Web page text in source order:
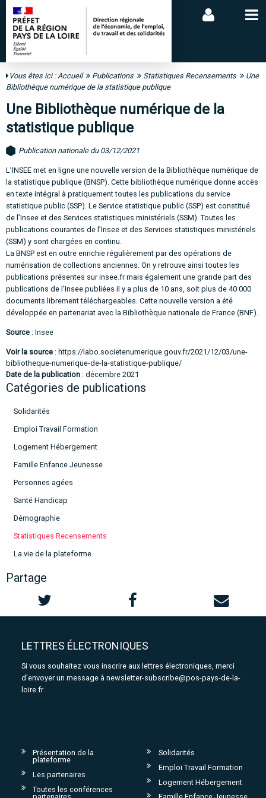
Vous êtes ici :Accueil Publications Statistiques Recensements
Une
Bibliothèque numérique de la statistique publique
Une Bibliothèque numérique de la
statistique publique
Publication nationale du 03/12/2021
L’INSEE met en ligne une nouvelle version de la Bibliothèque numérique de
la statistique publique (BNSP). Cette bibliothèque numérique donne accès
en texte intégral à pratiquement toutes les publications du service
statistique public (SSP). Le Service statistique public (SSP) est constitué
de l’Insee et des Services statistiques ministériels (SSM). Toutes les
publications courantes de l’Insee et des Services statistiques ministériels
(SSM) y sont chargées en continu.
La BNSP est en outre enrichie régulièrement par des opérations de
numérisation de collections anciennes. On y retrouve ainsi toutes les
publications présentes sur insee.fr mais également une grande part des
publications de l’Insee publiées il y a plus de 10 ans, soit plus de 40 000
documents librement téléchargeables. Cette nouvelle version a été
développée en partenariat avec la Bibliothèque nationale de France (BNF).
Source : Insee
Voir la source : https://labo.societenumerique.gouv.fr/2021/12/03/une-
bibliotheque-numerique-de-la-statistique-publique/
Date de la publication : décembre 2021
Catégories de publications
Solidarités
Emploi Travail Formation
Logement Hébergement
Famille Enfance Jeunesse
Personnes agées
Santé Handicap
Démographie
Statistiques Recensements
La vie de la plateforme
Partage
LETTRES ÉLECTRONIQUES
Si vous souhaitez vous inscrire aux lettres électroniques, merci
d'envoyer un message à newsletter-subscribe@pos-pays-de-la-
loire.fr
Présentation de la
plateforme
Les partenaires
Toutes les conférences
Solidarités
Emploi Travail Formation
Logement Hébergement